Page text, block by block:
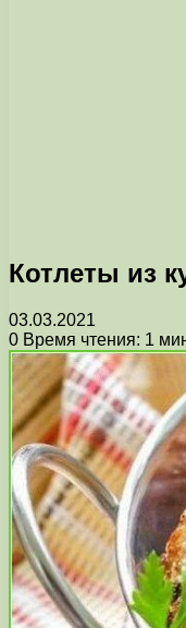
Котлеты из
03.03.2021
0 Время чтения: 1